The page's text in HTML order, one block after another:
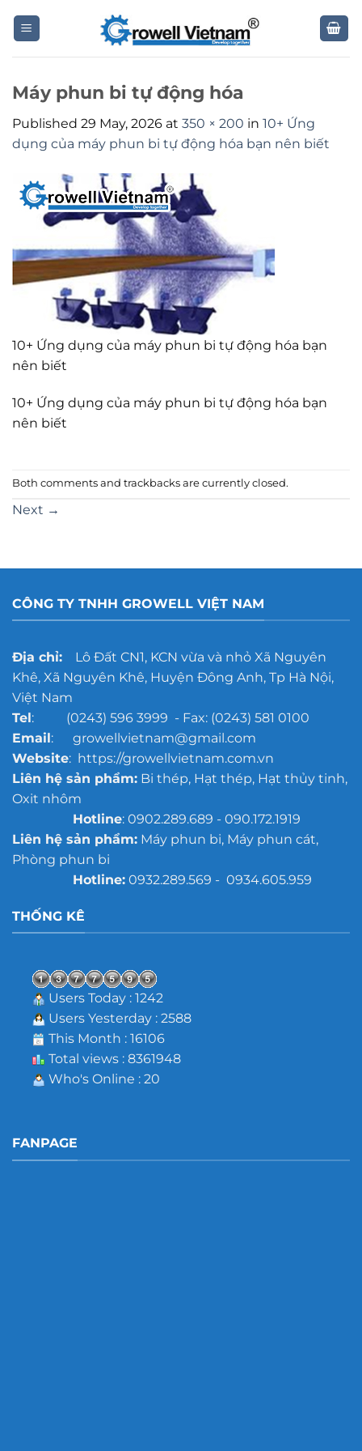
Máy phun bi tự động hóa
Published 29 May, 2026 at 350 × 200 in 10+ Ứng
dụng của máy phun bi tự động hóa bạn nên biết
10+ Ứng dụng của máy phun bi tự động hóa bạn
nên biết
10+ Ứng dụng của máy phun bi tự động hóa bạn
nên biết
Both comments and trackbacks are currently closed.
Next →
CÔNG TY TNHH GROWELL VIỆT NAM
Địa chỉ:Lô Đất CN1, KCN vừa và nhỏ Xã Nguyên
Khê, Xã Nguyên Khê, Huyện Đông Anh, Tp Hà Nội,
Việt Nam
Tel: (0243) 596 3999 - Fax: (0243) 581 0100
Email: growellvietnam@gmail.com
Website: https://growellvietnam.com.vn
Liên hệ sản phẩm:Bi thép, Hạt thép, Hạt thủy tinh,
Oxit nhôm
Hotline: 0902.289.689 - 090.172.1919
Liên hệ sản phẩm:Máy phun bi, Máy phun cát,
Phòng phun bi
Hotline:0932.289.569 - 0934.605.959
THỐNG KÊ
Users Today : 1242
Users Yesterday : 2588
This Month : 16106
Total views : 8361948
Who's Online : 20
FANPAGE